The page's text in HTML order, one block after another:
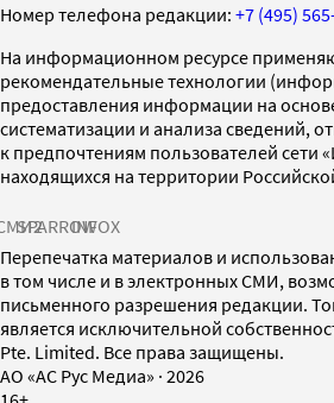
Номер телефона редакции: +7 (495)
На информационном ресурсе
рекомендательные технологии
предоставления информации на
систематизации и анализа сведений,
к предпочтениям пользователей сети
находящихся на территории
SPARROWINFOX
Перепечатка материалов и
в том числе и в электронных СМИ,
письменного разрешения редакции.
является исключительной
Pte. Limited. Все права защищены.
AO «АС Рус Медиа» · 2026